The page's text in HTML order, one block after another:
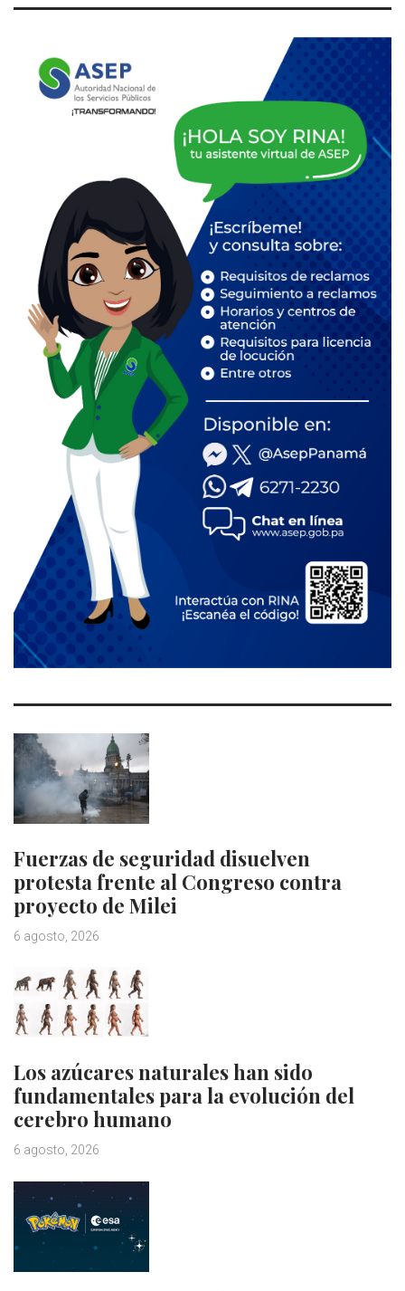
Fuerzas de seguridad disuelven
protesta frente al Congreso contra
proyecto de Milei
6 agosto, 2026
Los azúcares naturales han sido
fundamentales para la evolución del
cerebro humano
6 agosto, 2026